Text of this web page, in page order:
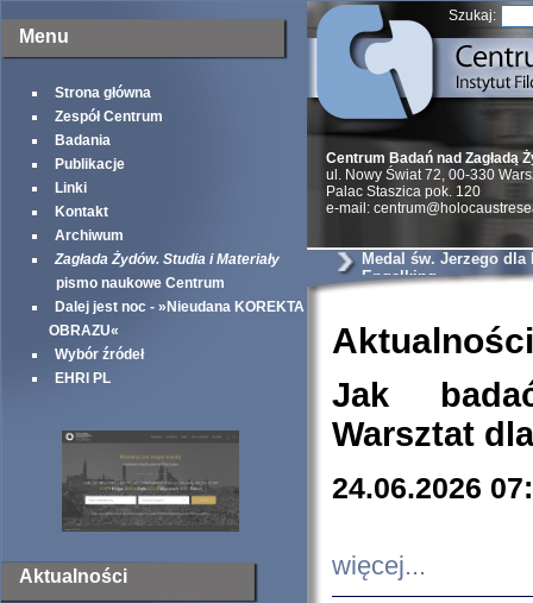
Menu
Strona główna
Zespół Centrum
Badania
Publikacje
Linki
Kontakt
Archiwum
Zagłada Żydów. Studia i Materiały
pismo naukowe Centrum
Dalej jest noc - »Nieudana KOREKTA
OBRAZU«
Wybór źródeł
EHRI PL
Aktualności
Szukaj:
Centrum Badań nad Zagładą
ul. Nowy Świat 72, 00-330
Palac Staszica pok. 120
e-mail:
Medal św. Jerzego dla
Engelking
Aktualności
Jak
Warsztat
24.06.2026
więcej...